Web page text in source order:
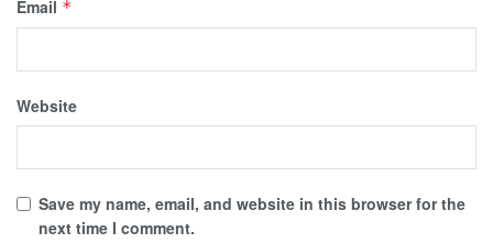
Email *
Website
Save my name, email, and website in this browser for the
next time I comment.